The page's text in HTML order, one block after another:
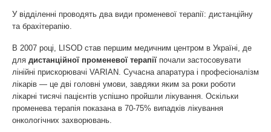
У відділенні проводять два види променевої терапії: дистанційну
та брахітерапію.
В 2007 році, LISOD став першим медичним центром в Україні, де
для дистанційної променевої терапії почали застосовувати
лінійні прискорювачі VARIAN. Сучасна апаратура і професіоналізм
лікарів — це дві головні умови, завдяки яким за роки роботи
лікарні тисячі пацієнтів успішно пройшли лікування. Оскільки
променева терапія показана в 70-75% випадків лікування
онкологічних захворювань.